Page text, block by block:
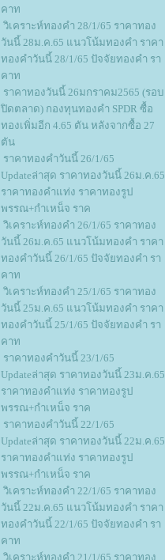
คาท
วิเคราะห์ทองคำ 28/1/65 ราคาทอง
วันนี้ 28ม.ค.65 แนวโน้มทองคำ ราคา
ทองคำวันนี้ 28/1/65 ปัจจัยทองคำ รา
คาท
ราคาทองวันนี้ 26มกราคม2565 (รอบ
ปิดตลาด) กองทุนทองคำ SPDR ซื้อ
ทองเพิ่มอีก 4.65 ตัน หลังจากซื้อ 27
ตัน
ราคาทองคำวันนี้ 26/1/65
Updateล่าสุด ราคาทองวันนี้ 26ม.ค.65
ราคาทองคำแท่ง ราคาทองรูป
พรรณ+กำเหน็จ ราค
วิเคราะห์ทองคำ 26/1/65 ราคาทอง
วันนี้ 26ม.ค.65 แนวโน้มทองคำ ราคา
ทองคำวันนี้ 26/1/65 ปัจจัยทองคำ รา
คาท
วิเคราะห์ทองคำ 25/1/65 ราคาทอง
วันนี้ 25ม.ค.65 แนวโน้มทองคำ ราคา
ทองคำวันนี้ 25/1/65 ปัจจัยทองคำ รา
คาท
ราคาทองคำวันนี้ 23/1/65
Updateล่าสุด ราคาทองวันนี้ 23ม.ค.65
ราคาทองคำแท่ง ราคาทองรูป
พรรณ+กำเหน็จ ราค
ราคาทองคำวันนี้ 22/1/65
Updateล่าสุด ราคาทองวันนี้ 22ม.ค.65
ราคาทองคำแท่ง ราคาทองรูป
พรรณ+กำเหน็จ ราค
วิเคราะห์ทองคำ 22/1/65 ราคาทอง
วันนี้ 22ม.ค.65 แนวโน้มทองคำ ราคา
ทองคำวันนี้ 22/1/65 ปัจจัยทองคำ รา
คาท
วิเคราะห์ทองคำ 21/1/65 ราคาทอง